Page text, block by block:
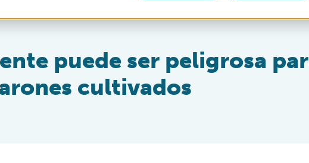
puede ser peligrosa
cultivados